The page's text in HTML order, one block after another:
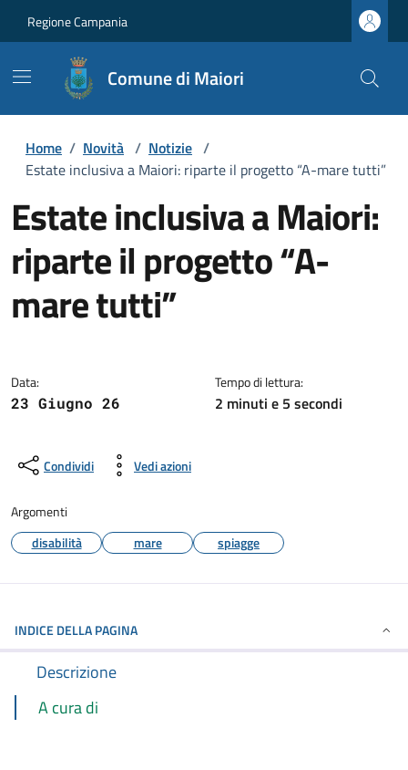
Regione Campania
Comune di Maiori
Home / Novità / Notizie /
Estate inclusiva a Maiori: riparte il progetto “A-mare tutti”
Estate inclusiva a Maiori:
riparte il progetto “A-
mare tutti”
Data:
23 Giugno 26
Tempo di lettura:
2 minuti e 5 secondi
Condividi Vedi azioni
Argomenti
disabilità
mare spiagge
INDICE DELLA PAGINA
Descrizione
A cura di